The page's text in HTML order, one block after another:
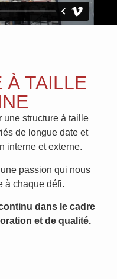
À TAILLE
une structure à taille
de longue date et
interne et externe.
passion qui nous
à chaque défi.
dans le cadre
et de qualité.